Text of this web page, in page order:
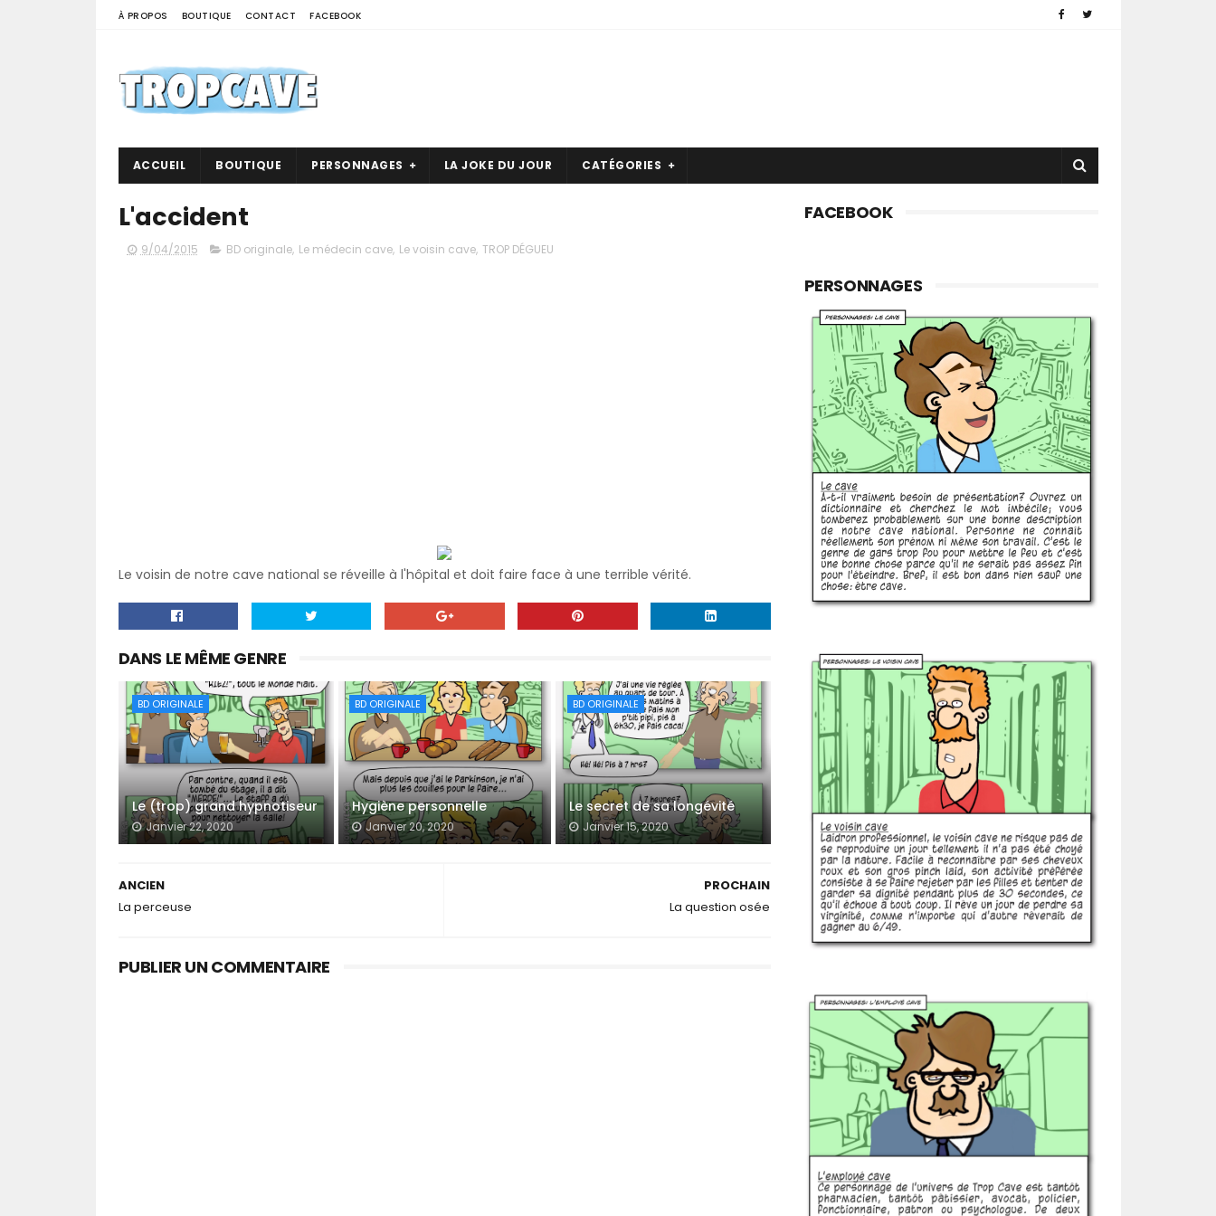
À PROPOS BOUTIQUE CONTACT FACEBOOK
ACCUEIL BOUTIQUE PERSONNAGES LA JOKE DU JOUR CATÉGORIES
L'accident
9/04/2015 BD originale, Le médecin cave, Le voisin cave, TROP DÉGUEU
Le voisin de notre cave national se réveille à l'hôpital et doit faire face à une terrible vérité.
DANS LE MÊME GENRE
BD ORIGINALE
Le (trop) grand hypnotiseur
Janvier 22, 2020
BD ORIGINALE
Hygiène personnelle
Janvier 20, 2020
BD ORIGINALE
Le secret de sa longévité
Janvier 15, 2020
PROCHAIN
La question osée
ANCIEN
La perceuse
PUBLIER UN COMMENTAIRE
FACEBOOK
PERSONNAGES